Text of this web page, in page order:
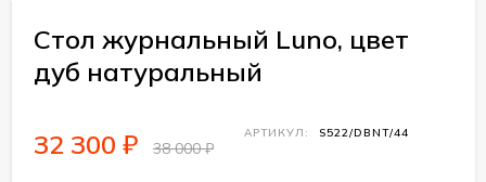
Стол журнальный Luno, цвет
дуб натуральный
32 300 ₽ 38 000₽
АРТИКУЛ: S522/DBNT/44